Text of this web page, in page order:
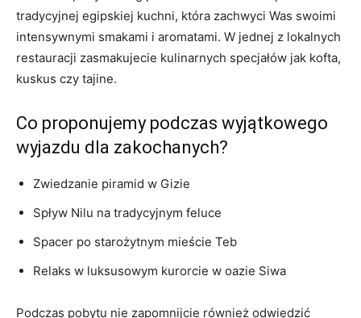
tradycyjnej egipskiej kuchni, która zachwyci Was swoimi
intensywnymi smakami i aromatami. W jednej z lokalnych
restauracji zasmakujecie kulinarnych specjałów jak kofta,
kuskus czy tajine.
Co proponujemy podczas wyjątkowego
wyjazdu dla zakochanych?
Zwiedzanie piramid​ w Gizie
Spływ Nilu na tradycyjnym feluce
Spacer po starożytnym mieście Teb
Relaks w luksusowym kurorcie w oazie Siwa
Podczas pobytu nie zapomnijcie również odwiedzić